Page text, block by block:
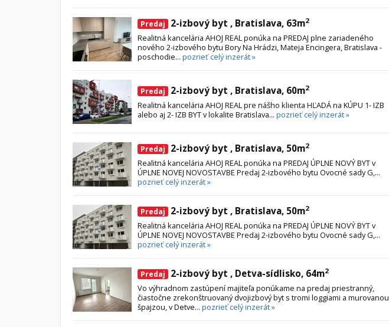
Predaj 2-izbový byt , Bratislava, 63m2
Realitná kancelária AHOJ REAL ponúka na PREDAJ plne zariadeného
nového 2-izbového bytu Bory Na Hrádzi, Mateja Encingera, Bratislava -
poschodie... pozrieť celý inzerát »
Predaj 2-izbový byt , Bratislava, 60m2
Realitná kancelária AHOJ REAL pre nášho klienta HĽADÁ na KÚPU 1- IZB
alebo aj 2- IZB BYT v lokalite Bratislava... pozrieť celý inzerát »
Predaj 2-izbový byt , Bratislava, 50m2
Realitná kancelária AHOJ REAL ponúka na PREDAJ ÚPLNE NOVÝ BYT v
ÚPLNE NOVEJ NOVOSTAVBE Predaj 2-izbového bytu Ovocné sady G,...
pozrieť celý inzerát »
Predaj 2-izbový byt , Bratislava, 50m2
Realitná kancelária AHOJ REAL ponúka na PREDAJ ÚPLNE NOVÝ BYT v
ÚPLNE NOVEJ NOVOSTAVBE Predaj 2-izbového bytu Ovocné sady G,...
pozrieť celý inzerát »
Predaj 2-izbový byt , Detva-sídlisko, 64m2
Vo výhradnom zastúpení majiteľa ponúkame na predaj priestranný,
čiastočne zrekonštruovaný dvojizbový byt s tromi loggiami a murovanou
špajzou, v Detve... pozrieť celý inzerát »